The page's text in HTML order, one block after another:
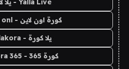
Yalla Live - يلا لايف
كورة اون لاين - koora onl
يلا كورة - yallakora
كورة 365 - kooora 365